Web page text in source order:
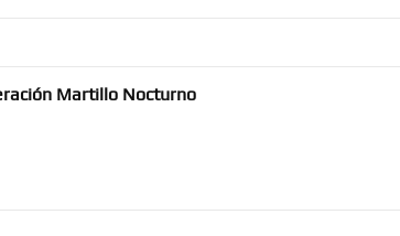
Martillo Nocturno